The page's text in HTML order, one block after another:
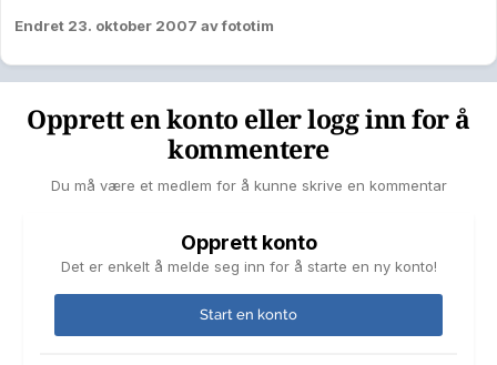
Endret 23. oktober 2007 av fototim
Opprett en konto eller logg inn for å
kommentere
Du må være et medlem for å kunne skrive en kommentar
Opprett konto
Det er enkelt å melde seg inn for å starte en ny konto!
Start en konto